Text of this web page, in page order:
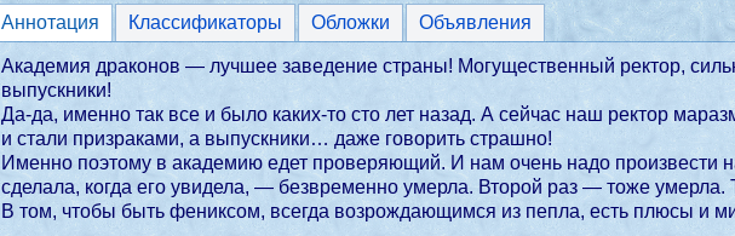
Аннотация Классификаторы Обложки Объявления
Академия драконов — лучшее заведение страны! Могущественный ректор,
выпускники!
Да-да, именно так все и было каких-то сто лет назад. А сейчас наш ректор
и стали призраками, а выпускники… даже говорить страшно!
Именно поэтому в академию едет проверяющий. И нам очень надо произвести
сделала, когда его увидела, — безвременно умерла. Второй раз — тоже
В том, чтобы быть фениксом, всегда возрождающимся из пепла, есть плюсы и